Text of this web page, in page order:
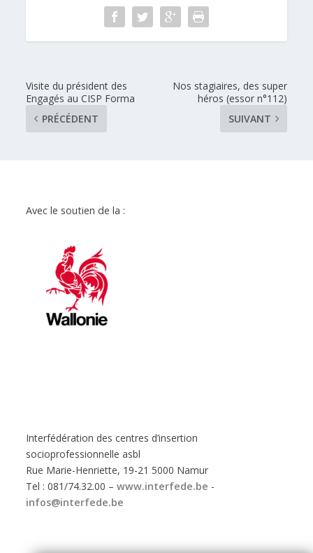
Visite du président des
Engagés au CISP Forma
PRÉCÉDENT
Nos stagiaires, des super
héros (essor n°112)
SUIVANT
Avec le soutien de la :
Interfédération des centres d’insertion
socioprofessionnelle asbl
Rue Marie-Henriette, 19-21 5000 Namur
Tel : 081/74.32.00 –www.interfede.be -
infos@interfede.be